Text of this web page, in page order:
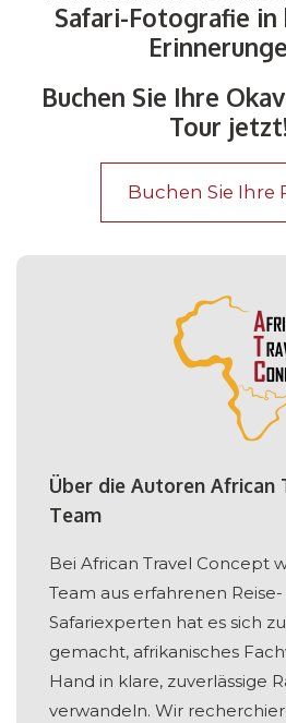
Safari-Fotografie
Buchen Sie Ihre
Tour jetzt!
Buchen Sie Ihre
Über die Autoren African
Team
Bei African Travel Concept
Team aus erfahrenen
Safariexperten hat es sich
gemacht, afrikanisches
Hand in klare, zuverlässige
verwandeln. Wir